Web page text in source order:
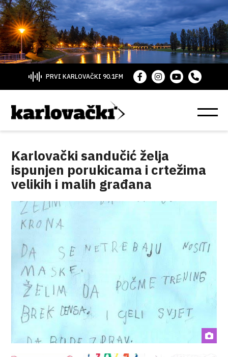
PRVI KARLOVAČKI 90.1FM
Karlovački sandučić želja
ispunjen porukicama i crtežima
velikih i malih građana